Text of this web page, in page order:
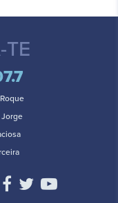
TE
Jorge